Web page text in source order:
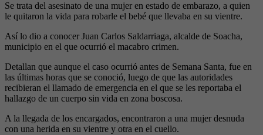
Se trata del asesinato de una mujer en estado de embarazo, a quien
le quitaron la vida para robarle el bebé que llevaba en su vientre.
Así lo dio a conocer Juan Carlos Saldarriaga, alcalde de Soacha,
municipio en el que ocurrió el macabro crimen.
Detallan que aunque el caso ocurrió antes de Semana Santa, fue en
las últimas horas que se conoció, luego de que las autoridades
recibieran el llamado de emergencia en el que se les reportaba el
hallazgo de un cuerpo sin vida en zona boscosa.
A la llegada de los encargados, encontraron a una mujer desnuda
con una herida en su vientre y otra en el cuello.